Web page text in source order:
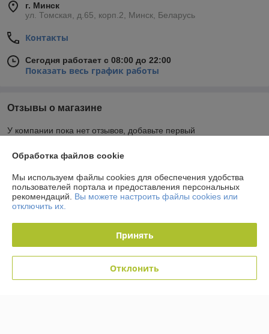
г. Минск
ул. Томская, д.65, корп.2, Минск, Беларусь
Контакты
Сегодня работает с 08:00 до 22:00
Показать весь график работы
Отзывы о магазине
У компании пока нет отзывов, добавьте первый
Контакты
Доставка и оплата
График работы
Полная версия сайта
Обработка файлов cookie
Мы используем файлы cookies для обеспечения удобства
пользователей портала и предоставления персональных
рекомендаций. Вы можете настроить файлы cookies или
отключить их.
Принять
Отклонить